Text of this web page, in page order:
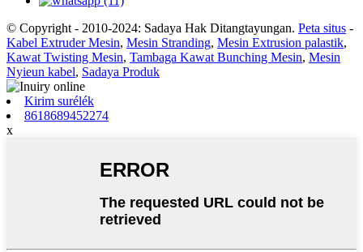
© Copyright - 2010-2024: Sadaya Hak Ditangtayungan. Peta situs -
Kabel Extruder Mesin, Mesin Stranding, Mesin Extrusion palastik,
Kawat Twisting Mesin, Tambaga Kawat Bunching Mesin, Mesin
Nyieun kabel, Sadaya Produk
Kirim surélék
8618689452274
x